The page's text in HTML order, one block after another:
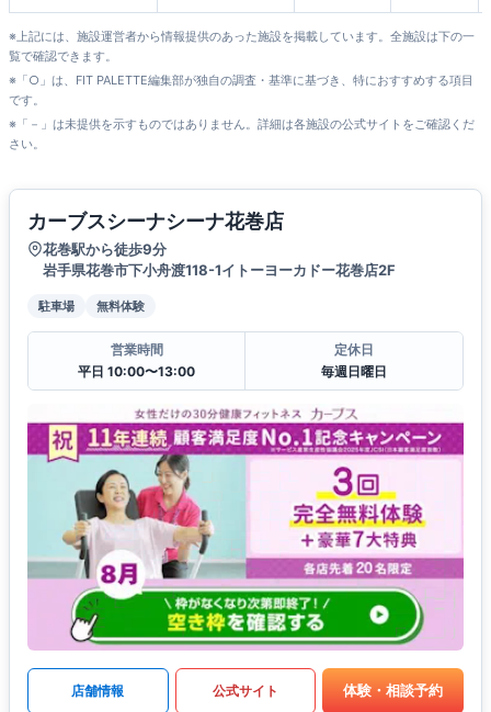
※上記には、施設運営者から情報提供のあった施設を掲載しています。全施設は下の一
覧で確認できます。
※「○」は、FIT PALETTE編集部が独自の調査・基準に基づき、特におすすめする項目
です。
※「－」は未提供を示すものではありません。詳細は各施設の公式サイトをご確認くだ
さい。
カーブスシーナシーナ花巻店
花巻駅から徒歩9分
岩手県花巻市下小舟渡118-1イトーヨーカドー花巻店2F
駐車場 無料体験
営業時間
平日 10:00〜13:00
定休日
毎週日曜日
店舗情報 公式サイト 体験・相談予約